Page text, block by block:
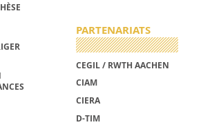
PARTENARIATS
CEGIL / RWTH AACHEN
CIAM
CIERA
D-TIM